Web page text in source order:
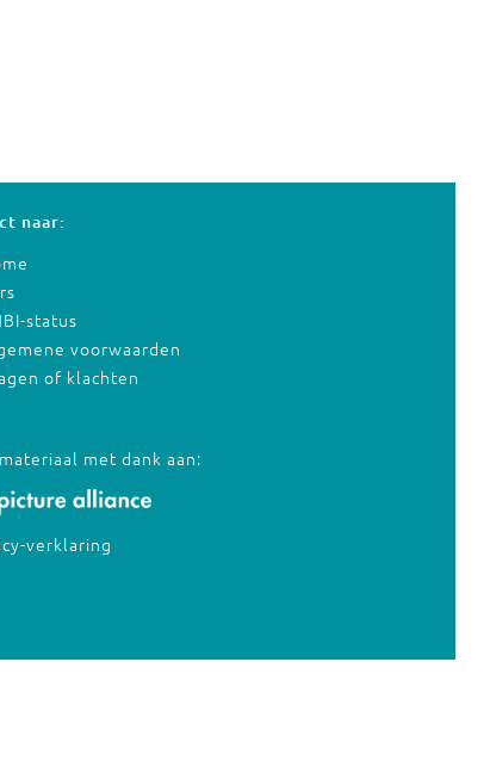
naar:
status
voorwaarden
of klachten
met dank aan:
verklaring